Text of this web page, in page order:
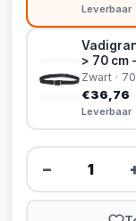
Leverbaar
> 70 cm
Zwart ·
€36,76
Leverbaar
−